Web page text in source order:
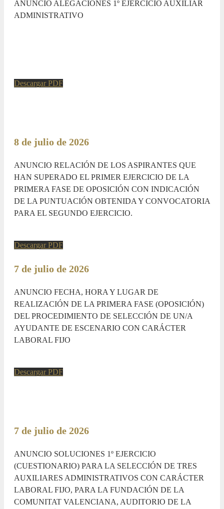
ANUNCIO ALEGACIONES 1º EJERCICIO AUXILIAR
ADMINISTRATIVO
Descargar PDF
8 de julio de 2026
ANUNCIO RELACIÓN DE LOS ASPIRANTES QUE
HAN SUPERADO EL PRIMER EJERCICIO DE LA
PRIMERA FASE DE OPOSICIÓN CON INDICACIÓN
DE LA PUNTUACIÓN OBTENIDA Y CONVOCATORIA
PARA EL SEGUNDO EJERCICIO.
Descargar PDF
7 de julio de 2026
ANUNCIO FECHA, HORA Y LUGAR DE
REALIZACIÓN DE LA PRIMERA FASE (OPOSICIÓN)
DEL PROCEDIMIENTO DE SELECCIÓN DE UN/A
AYUDANTE DE ESCENARIO CON CARÁCTER
LABORAL FIJO
Descargar PDF
7 de julio de 2026
ANUNCIO SOLUCIONES 1º EJERCICIO
(CUESTIONARIO) PARA LA SELECCIÓN DE TRES
AUXILIARES ADMINISTRATIVOS CON CARÁCTER
LABORAL FIJO, PARA LA FUNDACIÓN DE LA
COMUNITAT VALENCIANA, AUDITORIO DE LA